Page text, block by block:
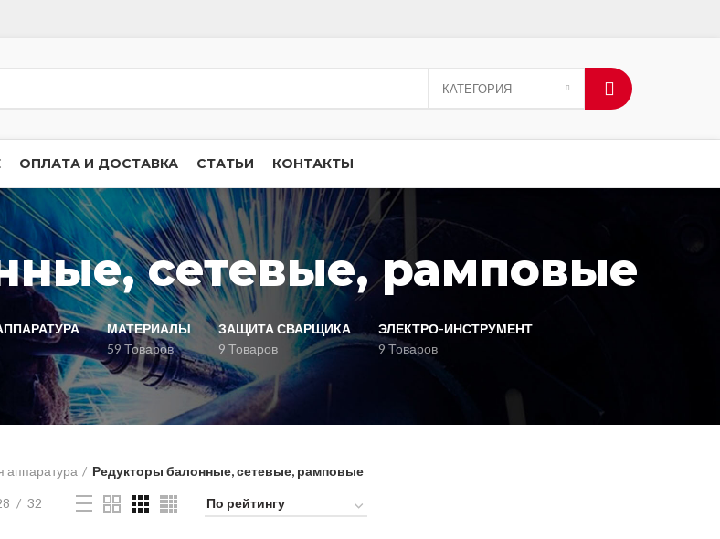
КАТЕГОРИЯ
ОПЛАТА И ДОСТАВКА СТАТЬИ КОНТАКТЫ
сетевые, рамповые
МАТЕРИАЛЫ
59 Товаров
ЗАЩИТА СВАРЩИКА
9 Товаров
ЭЛЕКТРО-ИНСТРУМЕНТ
9 Товаров
аппаратура Редукторы балонные, сетевые, рамповые
32